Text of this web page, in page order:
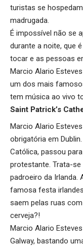
turistas se
madrugada.
É impossível não se
durante a noite, que
tocar e as pessoas
Marcio Alario
um dos mais
tem música ao vivo
Saint Patrick’s
Marcio Alario
obrigatória em
Católica, passou
protestante. Trata-se
padroeiro da Irlanda.
famosa festa
saem pelas ruas
cerveja?!
Marcio Alario
Galway, bastando